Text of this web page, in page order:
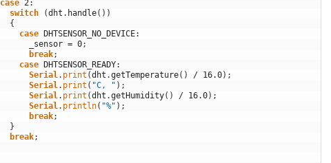
case 2 :
switch
(dht . handle( ) )
{
case DHTSENSOR_NO_DEVICE:
_sensor = 0;
break;
case DHTSENSOR_READY:
Serial . print (dht .getTemperature( ) / 16.0) ;
Serial . print ( "C, " ) ;
Serial . print (dht .getHumidity( ) / 16.0) ;
Serial . println( "%" ) ;
break;
}
break;